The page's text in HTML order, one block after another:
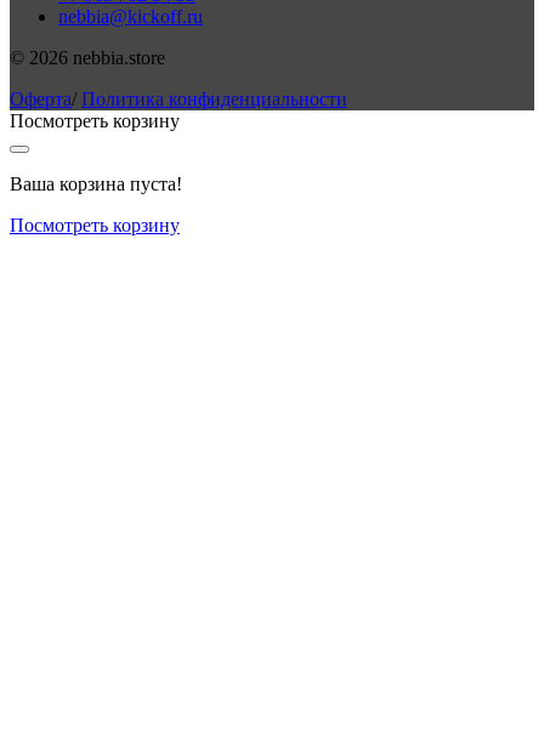
nebbia@kickoff.ru
© 2026 nebbia.store
Оферта/ Политика конфиденциальности
Посмотреть корзину
Ваша корзина пуста!
Посмотреть корзину